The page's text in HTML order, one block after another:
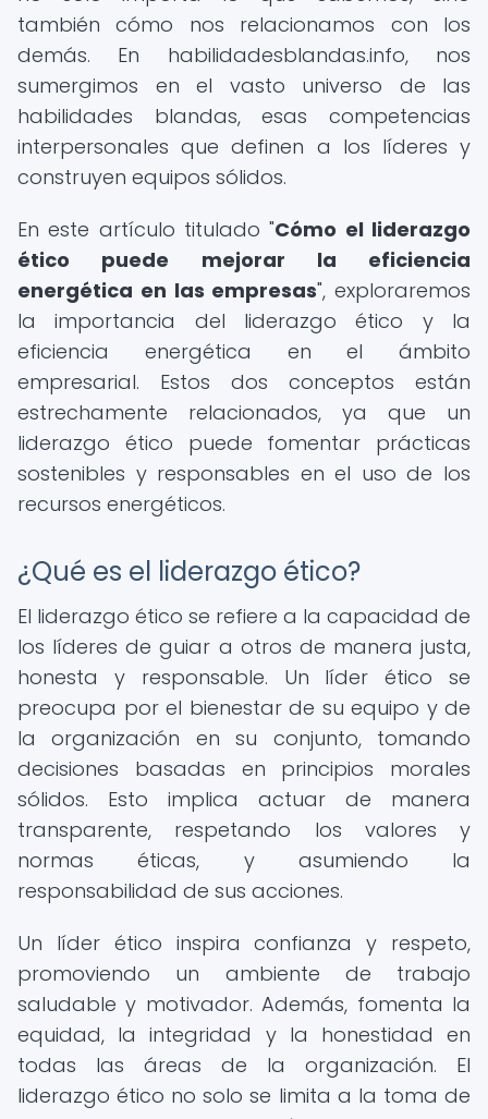
también cómo nos relacionamos con los
demás. En habilidadesblandas.info, nos
sumergimos en el vasto universo de las
habilidades blandas, esas competencias
interpersonales que definen a los líderes y
construyen equipos sólidos.
En este artículo titulado "Cómo el liderazgo
ético puede mejorar la eficiencia
energética en las empresas", exploraremos
la importancia del liderazgo ético y la
eficiencia energética en el ámbito
empresarial. Estos dos conceptos están
estrechamente relacionados, ya que un
liderazgo ético puede fomentar prácticas
sostenibles y responsables en el uso de los
recursos energéticos.
¿Qué es el liderazgo ético?
El liderazgo ético se refiere a la capacidad de
los líderes de guiar a otros de manera justa,
honesta y responsable. Un líder ético se
preocupa por el bienestar de su equipo y de
la organización en su conjunto, tomando
decisiones basadas en principios morales
sólidos. Esto implica actuar de manera
transparente, respetando los valores y
normas éticas, y asumiendo la
responsabilidad de sus acciones.
Un líder ético inspira confianza y respeto,
promoviendo un ambiente de trabajo
saludable y motivador. Además, fomenta la
equidad, la integridad y la honestidad en
todas las áreas de la organización. El
liderazgo ético no solo se limita a la toma de